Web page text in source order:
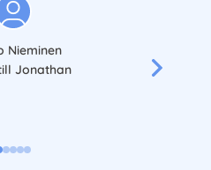
Nieminen
Jonathan